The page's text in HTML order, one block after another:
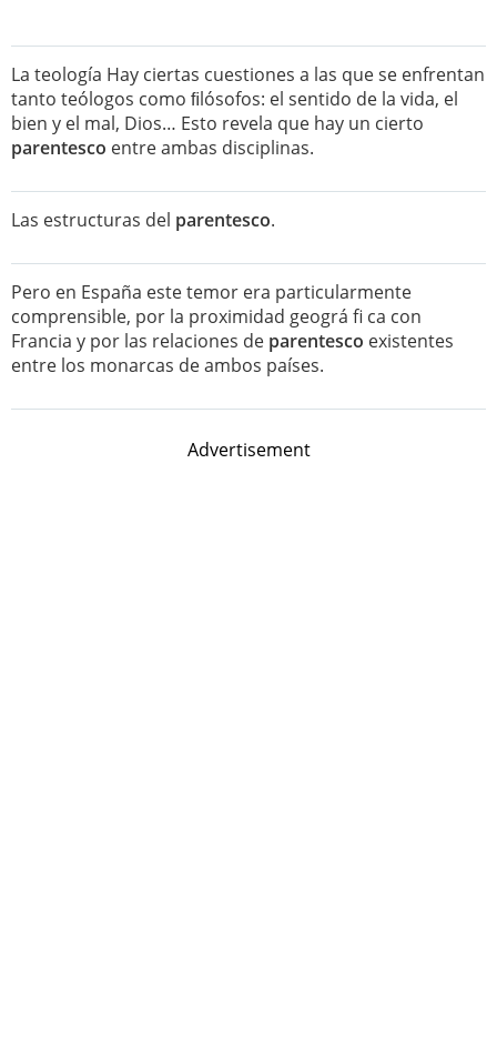
La teología Hay ciertas cuestiones a las que se enfrentan
tanto teólogos como ﬁlósofos: el sentido de la vida, el
bien y el mal, Dios… Esto revela que hay un cierto
parentesco entre ambas disciplinas.
Las estructuras del parentesco.
Pero en España este temor era particularmente
comprensible, por la proximidad geográ fi ca con
Francia y por las relaciones de parentesco existentes
entre los monarcas de ambos países.
Advertisement